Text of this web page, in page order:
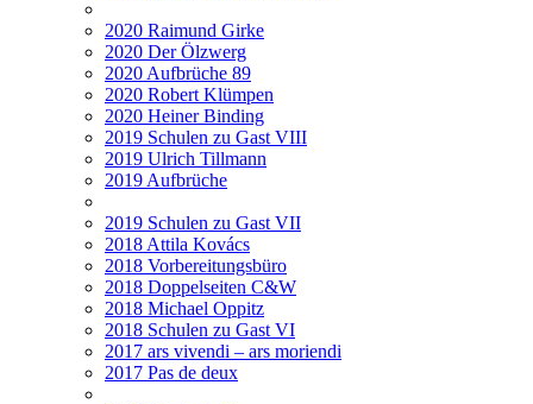
2020 Raimund Girke
2020 Der Ölzwerg
2020 Aufbrüche 89
2020 Robert Klümpen
2020 Heiner Binding
2019 Schulen zu Gast VIII
2019 Ulrich Tillmann
2019 Aufbrüche
2019 Schulen zu Gast VII
2018 Attila Kovács
2018 Vorbereitungsbüro
2018 Doppelseiten C&W
2018 Michael Oppitz
2018 Schulen zu Gast VI
2017 ars vivendi – ars moriendi
2017 Pas de deux